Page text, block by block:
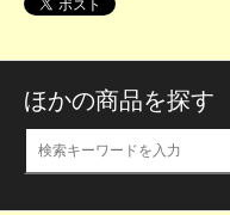
ほかの商品を探す